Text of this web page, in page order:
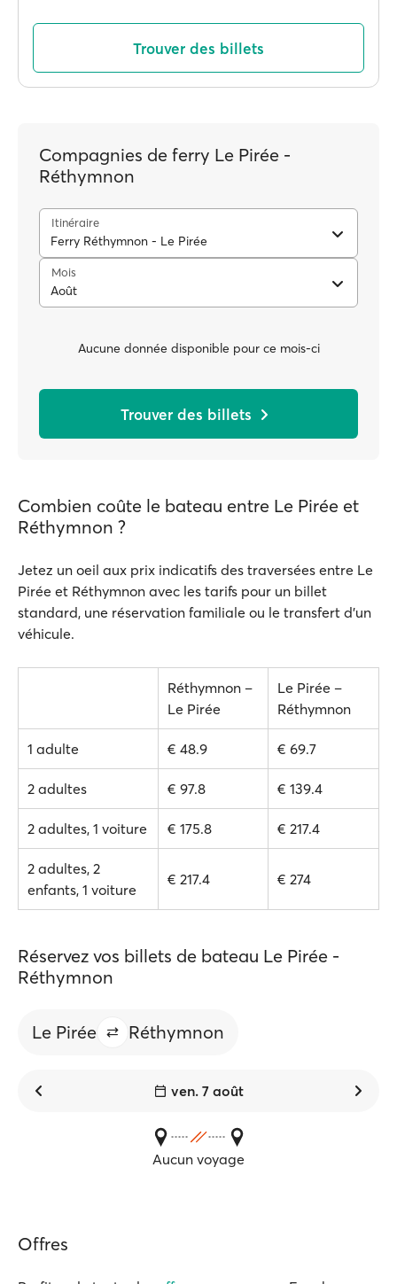
Trouver des billets
Compagnies de ferry Le Pirée -
Réthymnon
Itinéraire
Ferry Réthymnon - Le Pirée
Mois
Août
Aucune donnée disponible pour ce mois-ci
Trouver des billets
Combien coûte le bateau entre Le Pirée et
Réthymnon ?
Jetez un oeil aux prix indicatifs des traversées entre Le
Pirée et Réthymnon avec les tarifs pour un billet
standard, une réservation familiale ou le transfert d'un
véhicule.
Réthymnon –
Le Pirée
Le Pirée –
Réthymnon
1 adulte € 48.9 € 69.7
2 adultes € 97.8 € 139.4
2 adultes, 1 voiture € 175.8 € 217.4
2 adultes, 2
enfants, 1 voiture
€ 217.4 € 274
Réservez vos billets de bateau Le Pirée -
Réthymnon
Le Pirée Réthymnon
ven. 7 août
Aucun voyage
Offres